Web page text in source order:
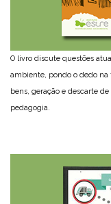
O livro discute questões
ambiente, pondo o dedo
bens, geração e descarte
pedagogia.